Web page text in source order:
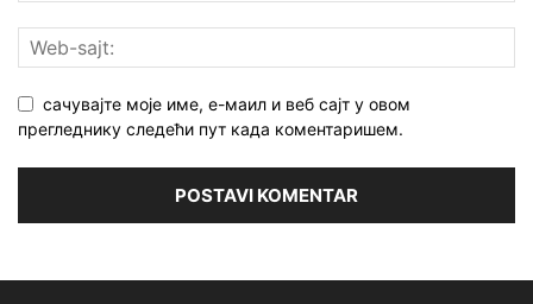
сачувајте моје име, е-маил и веб сајт у овом
прегледнику следећи пут када коментаришем.